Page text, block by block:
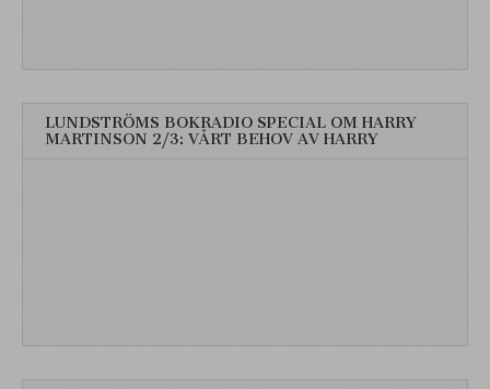
LUNDSTRÖMS BOKRADIO SPECIAL OM HARRY
MARTINSON 2/3: VÅRT BEHOV AV HARRY